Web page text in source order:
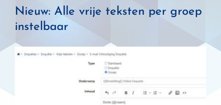
Nieuw: Alle vrije teksten per groep
instelbaar